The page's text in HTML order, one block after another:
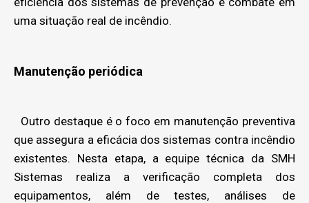
uma situação real de incêndio.
Manutenção periódica
Outro destaque é o foco em manutenção preventiva
que assegura a eficácia dos sistemas contra incêndio
existentes. Nesta etapa, a equipe técnica da SMH
Sistemas realiza a verificação completa dos
equipamentos, além de testes, análises de